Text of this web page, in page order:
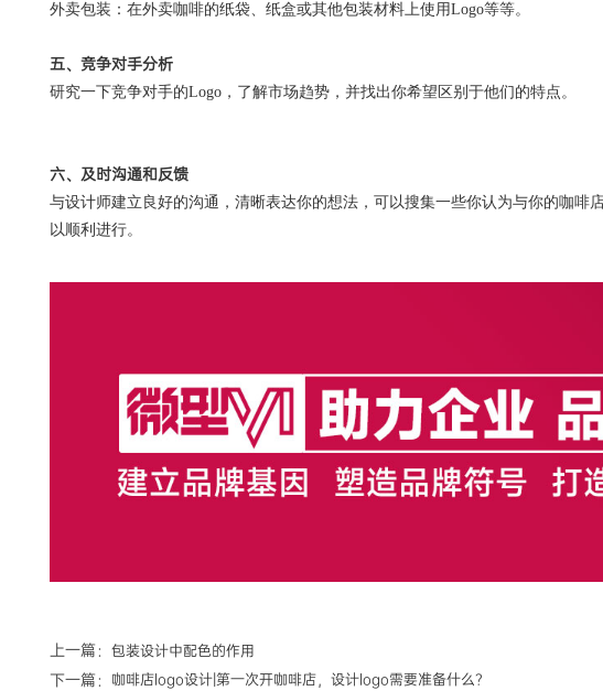
外卖包装：在外卖咖啡的纸袋、纸盒或其他包装材料上使用Logo等等。
五、竞争对手分析
研究一下竞争对手的Logo，了解市场趋势，并找出你希望区别于他们的特点。
六、及时沟通和反馈
与设计师建立良好的沟通，清晰表达你的想法，可以搜集一些你认为与你的咖啡
以顺利进行。
上一篇： 包装设计中配色的作用
下一篇： 咖啡店logo设计|第一次开咖啡店，设计logo需要准备什么？